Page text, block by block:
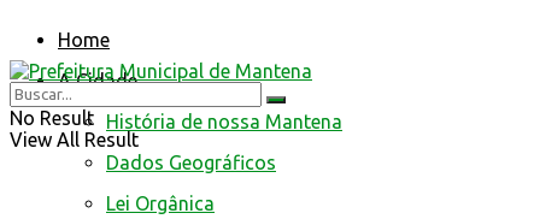
Home
A Cidade
História de nossa Mantena
Dados Geográficos
Lei Orgânica
No Result
View All Result